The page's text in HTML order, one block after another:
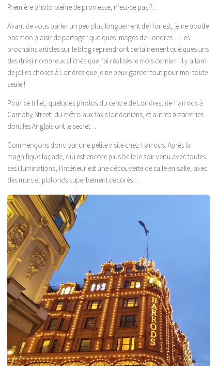
Première photo pleine de promesse, n’est-ce pas ?…
Avant de vous parler un peu plus longuement de Honest, je ne boude
pas mon plaisir de partager quelques images de Londres… Les
prochains articles sur le blog reprendront certainement quelques uns
des (très) nombreux clichés que j’ai réalisés le mois dernier : il y a tant
de jolies choses à Londres que je ne peux garder tout pour moi toute
seule !
Pour ce billet, quelques photos du centre de Londres, de Harrods à
Carnaby Street, du métro aux taxis londoniens, et autres bizarreries
dont les Anglais ont le secret…
Commençons donc par une petite visite chez Harrods. Après la
magnifique façade, qui est encore plus belle le soir venu avec toutes
ses illuminations, l’intérieur est une découverte de salle en salle, avec
des murs et plafonds superbement décorés…